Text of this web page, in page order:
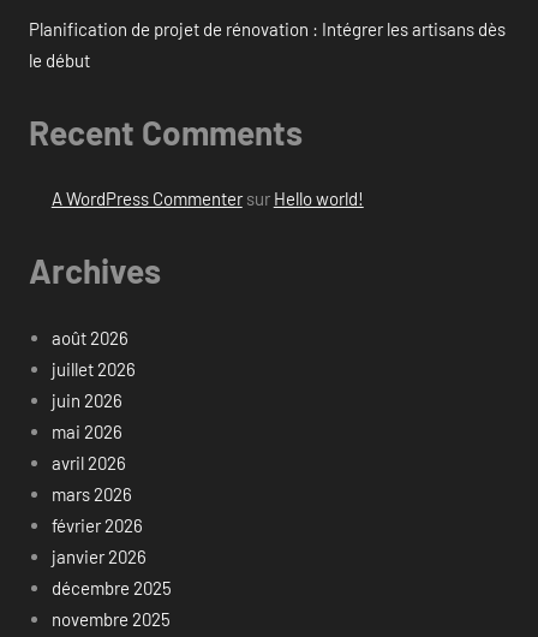
Planification de projet de rénovation : Intégrer les artisans dès
le début
Recent Comments
A WordPress Commentersur Hello world!
Archives
août 2026
juillet 2026
juin 2026
mai 2026
avril 2026
mars 2026
février 2026
janvier 2026
décembre 2025
novembre 2025